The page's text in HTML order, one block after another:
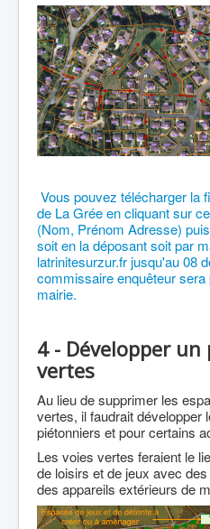
Vous pouvez télécharger la
de La Grée en cliquant sur
(Nom, Prénom Adresse)
soit en la déposant soit par
latrinitesurzur.frjusqu'au 08
commissaire enquêteur
mairie.
4 - Développer
vertes
Au lieu de supprimer les
vertes, il faudrait
piétonniers et pour certains
Les voies vertes feraient le
de loisirs et de jeux avec
des appareils extérieurs de